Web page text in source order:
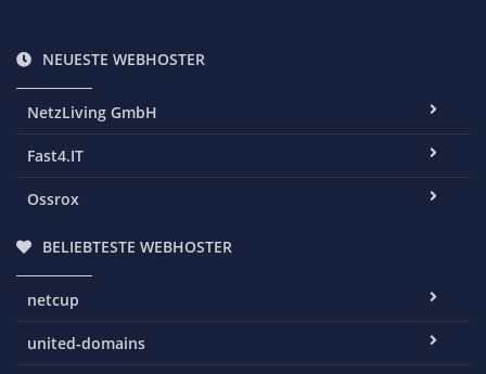
NEUESTE WEBHOSTER
NetzLiving GmbH
Fast4.IT
Ossrox
BELIEBTESTE WEBHOSTER
netcup
united-domains